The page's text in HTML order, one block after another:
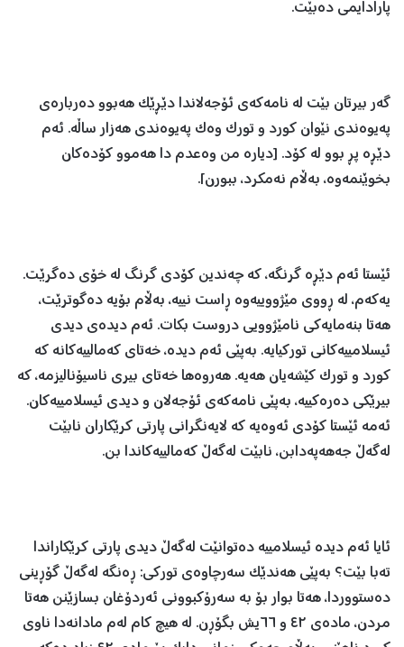
پارادایمی دەبێت.
گەر بیرتان بێت لە نامەکەی ئۆجەلاندا دێڕێک هەبوو دەربارەی
پەیوەندی نێوان کورد و تورک وەک پەیوەندی هەزار ساڵە. ئەم
دێڕە پڕ بوو لە کۆد. [دیارە من وەعدم دا هەموو کۆدەکان
بخوێنمەوە، بەڵام نەمکرد، ببورن].
ئێستا ئەم دێڕە گرنگە، کە چەندین کۆدی گرنگ لە خۆی دەگرێت.
یەکەم، لە ڕووی مێژووییەوە ڕاست نییە، بەڵام بۆیە دەگوترێت،
هەتا بنەمایەکی نامێژوویی دروست بکات. ئەم دیدەی دیدی
ئیسلامییەکانی تورکیایە. بەپێی ئەم دیدە، خەتای کەمالییەکانە کە
کورد و تورک کێشەیان هەیە. هەروەها خەتای بیری ناسیۆنالیزمە، کە
بیرێکی دەرەکییە، بەپێی نامەکەی ئۆجەلان و دیدی ئیسلامییەکان.
ئەمە ئێستا کۆدی ئەوەیە کە لایەنگرانی پارتی کرێکاران نابێت
لەگەڵ جەهەپەدابن، نابێت لەگەڵ کەمالییەکاندا بن.
ئایا ئەم دیدە ئیسلامییە دەتوانێت لەگەڵ دیدی پارتی کرێکاراندا
تەبا بێت؟ بەپێی هەندێک سەرچاوەی تورکی: ڕەنگە لەگەڵ گۆڕینی
دەستووردا، هەتا بوار بۆ بە سەرۆکبوونی ئەردۆغان بسازێنن هەتا
مردن، مادەی ٤٢ و ٦٦یش بگۆڕن. لە هیچ کام لەم مادانەدا ناوی